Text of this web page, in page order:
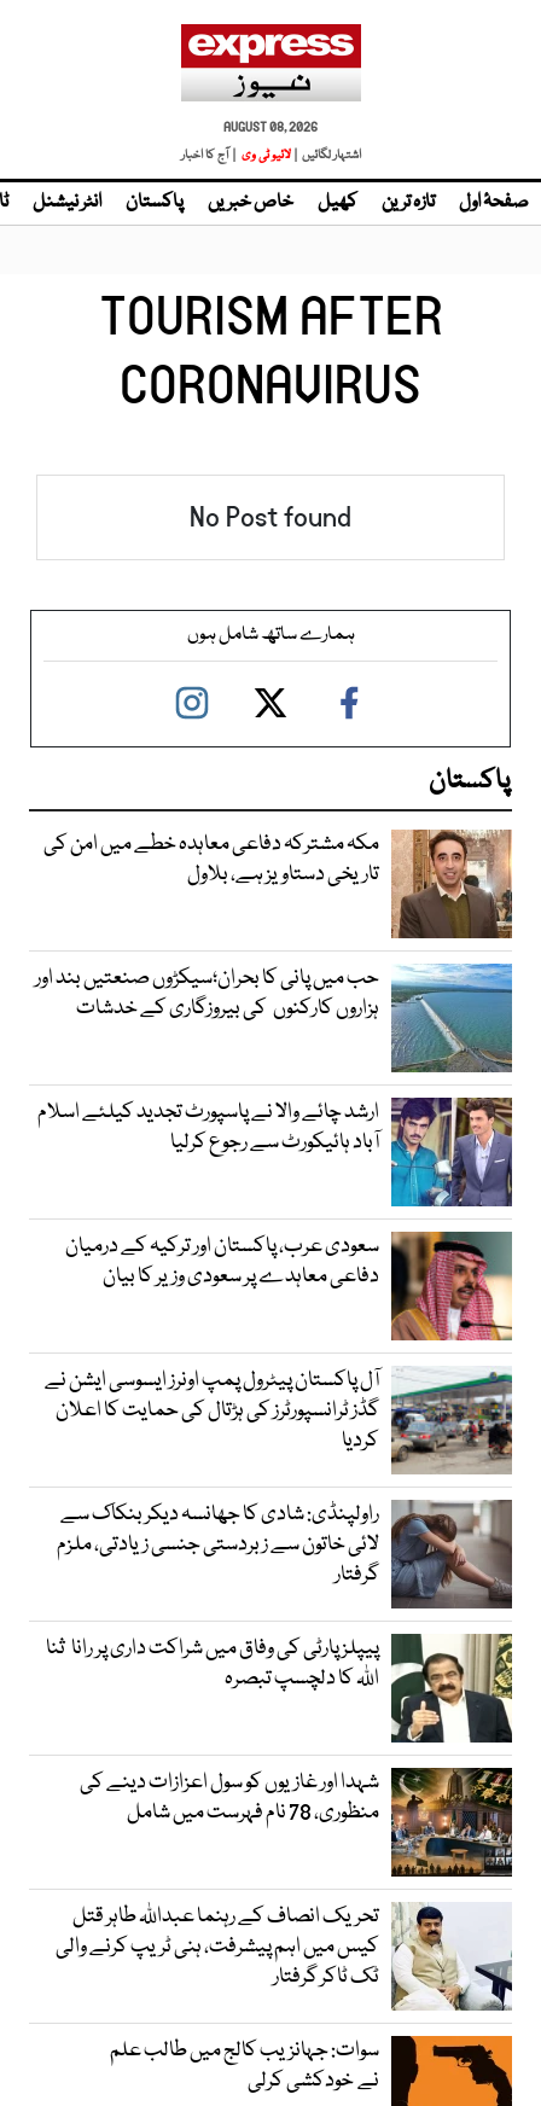
AUGUST 08, 2026
اشتہار لگائیں | لائیو ٹی وی | آج کا اخبار
صفحۂ اول تازہ ترین کھیل خاص خبریں پاکستان انٹر نیشنل
TOURISM AFTER
CORONAVIRUS
No Post found
ہمارے ساتھ شامل ہوں
پاکستان
مکہ مشترکہ دفاعی معاہدہ خطے میں امن کی
تاریخی دستاویز ہے، بلاول
حب میں پانی کا بحران؛سیکڑوں صنعتیں بند اور
ہزاروں کارکنوں کی بیروزگاری کے خدشات
ارشد چائے والا نے پاسپورٹ تجدید کیلئے اسلام
آباد ہائیکورٹ سے رجوع کرلیا
سعودی عرب، پاکستان اور ترکیہ کے درمیان
دفاعی معاہدے پر سعودی وزیر کا بیان
آل پاکستان پیٹرول پمپ اونرز ایسوسی ایشن نے
گڈز ٹرانسپورٹرز کی ہڑتال کی حمایت کا اعلان
کردیا
راولپنڈی: شادی کا جھانسہ دیکر بنکاک سے
لائی خاتون سے زبردستی جنسی زیادتی، ملزم
گرفتار
پیپلز پارٹی کی وفاق میں شراکت داری پر رانا ثنا
اللہ کا دلچسپ تبصرہ
شہدا اور غازیوں کو سول اعزازات دینے کی
منظوری، 78 نام فہرست میں شامل
تحریک انصاف کے رہنما عبداللہ طاہر قتل
کیس میں اہم پیشرفت، ہنی ٹریپ کرنے والی
ٹک ٹاکر گرفتار
سوات: جہانزیب کالج میں طالب علم
نے خودکشی کرلی